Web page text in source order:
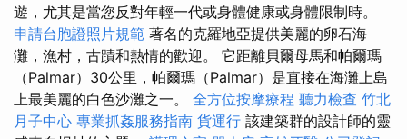
遊，尤其是當您反對年輕一代或身體健康或身體限制時。
申請台胞證照片規範 著名的克羅地亞提供美麗的卵石海
灘，漁村，古蹟和熱情的歡迎。 它距離貝爾母馬和帕爾瑪
（Palmar）30公里，帕爾瑪（Palmar）是直接在海灘上島
上最美麗的白色沙灘之一。 全方位按摩療程 聽力檢查 竹北
月子中心 專業抓姦服務指南 貨運行 該建築群的設計師的靈